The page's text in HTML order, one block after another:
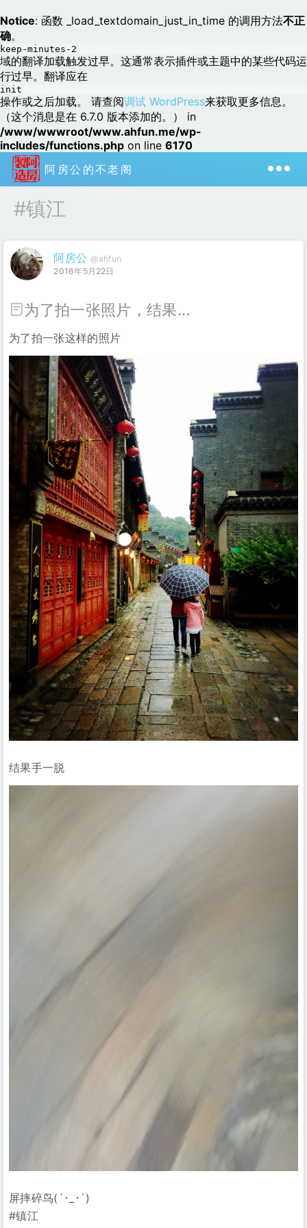
Notice: 函数 _load_textdomain_just_in_time 的调用方法不正
确。
keep-minutes-2
域的翻译加载触发过早。这通常表示插件或主题中的某些代码运
行过早。翻译应在
init
操作或之后加载。 请查阅调试 WordPress来获取更多信息。
（这个消息是在 6.7.0 版本添加的。） in
/www/wwwroot/www.ahfun.me/wp-
includes/functions.php on line 6170
阿房公的不老阁
#镇江
阿房公 @ahfun
2016年5月22日
为了拍一张照片，结果…
为了拍一张这样的照片
结果手一脱
屏摔碎鸟(´･_･`)
#镇江